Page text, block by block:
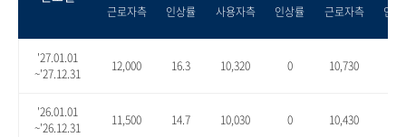
근로자측 인상률 사용자측 인상률 근로자측 인
'27.01.01
~'27.12.31
12,000 16.3 10,320 0 10,730
'26.01.01
~'26.12.31
11,500 14.7 10,030 0 10,430